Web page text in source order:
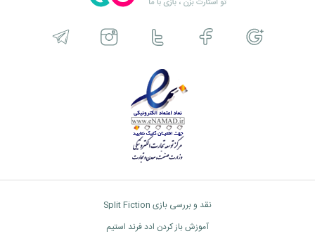
نقد و بررسی بازی Split Fiction
آموزش باز کردن ادد فرند استیم